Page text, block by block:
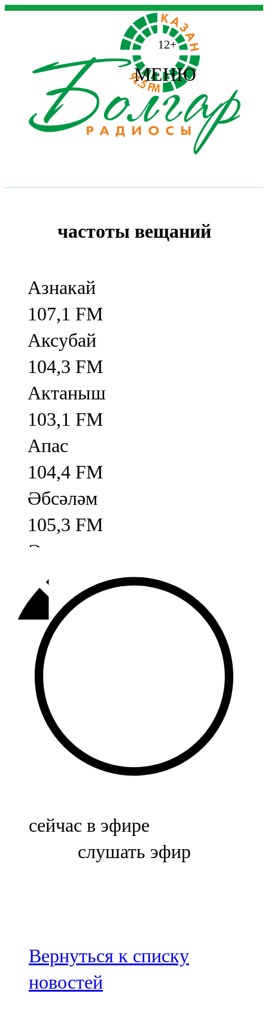
12+
МЕНЮ
частоты вещаний
Азнакай
107,1 FM
Аксубай
104,3 FM
Актаныш
103,1 FM
Апас
104,4 FM
Әбсәләм
105,3 FM
Әлмәт
92,9 FM
Базарлы матак
107,1 FM
Балык бистәсе
104,9 FM
Баулы
107,5 FM
Биләр
Болгар
100,3 FM
Зәй
106,6 FM
сейчас в эфире
слушать эфир
Вернуться к списку
новостей